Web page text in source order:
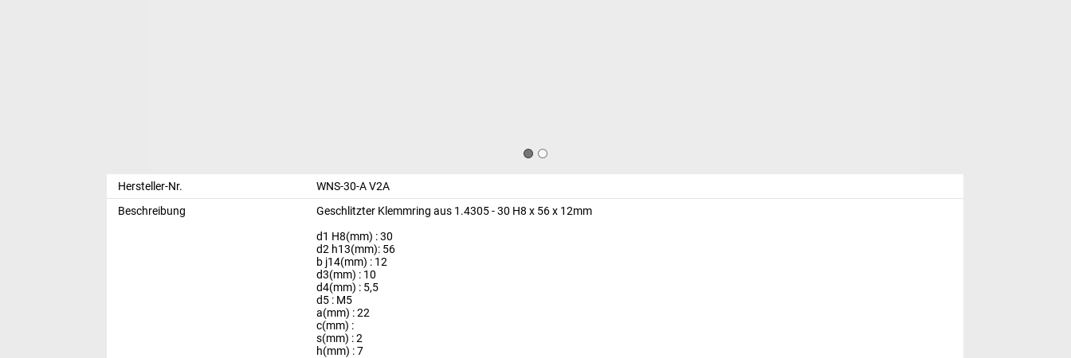
Hersteller-Nr.
WNS-30-A V2A
Beschreibung
Geschlitzter Klemmring aus 1.4305 - 30 H8 x 56 x 12mm
d1 H8(mm) : 30
d2 h13(mm): 56
b j14(mm) : 12
d3(mm) : 10
d4(mm) : 5,5
d5 : M5
a(mm) : 22
c(mm) :
s(mm) : 2
h(mm) : 7